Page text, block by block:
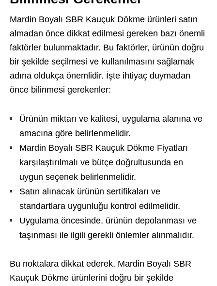
Mardin Boyalı SBR Kauçuk Dökme ürünleri satın
almadan önce dikkat edilmesi gereken bazı önemli
faktörler bulunmaktadır. Bu faktörler, ürünün doğru
bir şekilde seçilmesi ve kullanılmasını sağlamak
adına oldukça önemlidir. İşte ihtiyaç duymadan
önce bilinmesi gerekenler:
Ürünün miktarı ve kalitesi, uygulama alanına ve
amacına göre belirlenmelidir.
Mardin Boyalı SBR Kauçuk Dökme Fiyatları
karşılaştırılmalı ve bütçe doğrultusunda en
uygun seçenek belirlenmelidir.
Satın alınacak ürünün sertifikaları ve
standartlara uygunluğu kontrol edilmelidir.
Uygulama öncesinde, ürünün depolanması ve
taşınması ile ilgili gerekli önlemler alınmalıdır.
Bu noktalara dikkat ederek, Mardin Boyalı SBR
Kauçuk Dökme ürünlerini doğru bir şekilde